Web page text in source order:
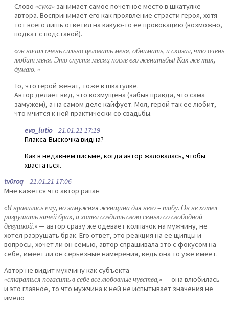
Слово «сука» занимает самое почетное место в шкатулке
автора. Воспринимает его как проявление страсти героя, хотя
тот всего лишь ответил на какую-то её провокацию (возможно,
подкат с подставой).
«он начал очень сильно целовать меня, обнимать, и сказал, что очень
любит меня. Это спустя месяц после его женитьбы! Как же так,
думаю. «
То, что герой женат, тоже в шкатулке.
Автор делает вид, что возмущена (забыв правда, что сама
замужем), а на самом деле кайфует. Мол, герой так её любит,
что мчится к ней практически со свадьбы.
evo_lutio21.01.21 17:19
Плакса-Выскочка видна?
Как в недавнем письме, когда автор жаловалась, чтобы
хвастаться.
tv0roq 21.01.21 17:06
Мне кажется что автор рапан
«Я нравилась ему, но замужняя женщина для него – табу. Он не хотел
разрушать ничей брак, а хотел создать свою семью со свободной
девушкой.»— автор сразу же одевает колпачок на мужчину, не
хотел разрушать брак. Его ответ, это реакция на ее щипцы и
вопросы, хочет ли он семью, автор спрашивала это с фокусом на
себе, имеет ли он серьезные намерения, ведь она то уже имеет.
Автор не видит мужчину как субъекта
«стараться погасить в себе все любовные чувства,»— она влюбилась
и это главное, то что мужчина к ней не испытывает значения не
имело